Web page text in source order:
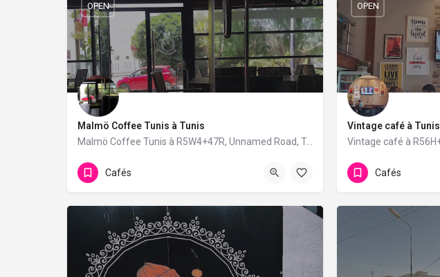
Malmö Coffee Tunis à Tunis
Malmö Coffee Tunis à R5W4+47R, Unnamed Road, Tunis. 33 avis avec une note de 4.2/5.
OPEN
Cafés
Vintage café à Tunis
OPEN
Cafés